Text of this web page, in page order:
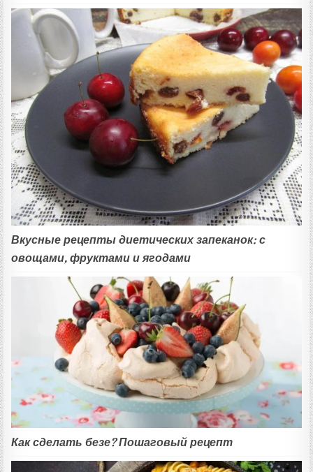
Вкусные рецепты диетических запеканок: с
овощами, фруктами и ягодами
Как сделать безе? Пошаговый рецепт